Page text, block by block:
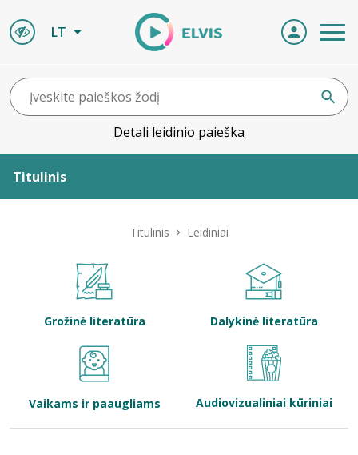
LT
Detali leidinio paieška
Titulinis
Bibliotekoms
Titulinis Leidiniai
Grožinė literatūra Dalykinė literatūra
Vaikams ir paaugliams Audiovizualiniai kūriniai